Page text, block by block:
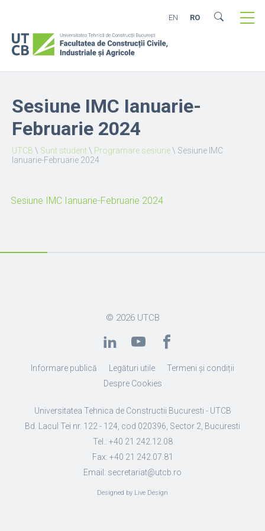
EN RO
Sesiune IMC Ianuarie-
Februarie 2024
UTCB \ Sunt student\ Programare sesiune\ Sesiune IMC
Ianuarie-Februarie 2024
Sesiune IMC Ianuarie-Februarie 2024
© 2026 UTCB
Informare publică Legături utile
Termeni și condiții
Despre Cookies
Universitatea Tehnica de Constructii Bucuresti - UTCB
Bd. Lacul Tei nr. 122 - 124, cod 020396, Sector 2, Bucuresti
Tel.: +40 21 242.12.08
Fax: +40 21 242.07.81
Email: secretariat@utcb.ro
Designed by Live Design